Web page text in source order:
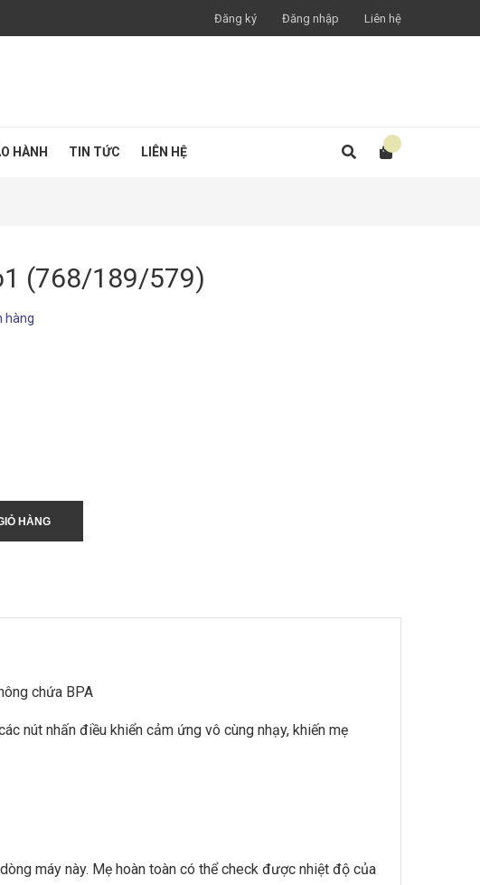
Đăng ký Đăng nhập Liên hệ
HÀNH TIN TỨC LIÊN HỆ
(768/189/579)
hàng
HÀNG
chứa BPA
nút nhấn điều khiển cảm ứng vô cùng nhạy, khiến mẹ
máy này. Mẹ hoàn toàn có thể check được nhiệt độ của